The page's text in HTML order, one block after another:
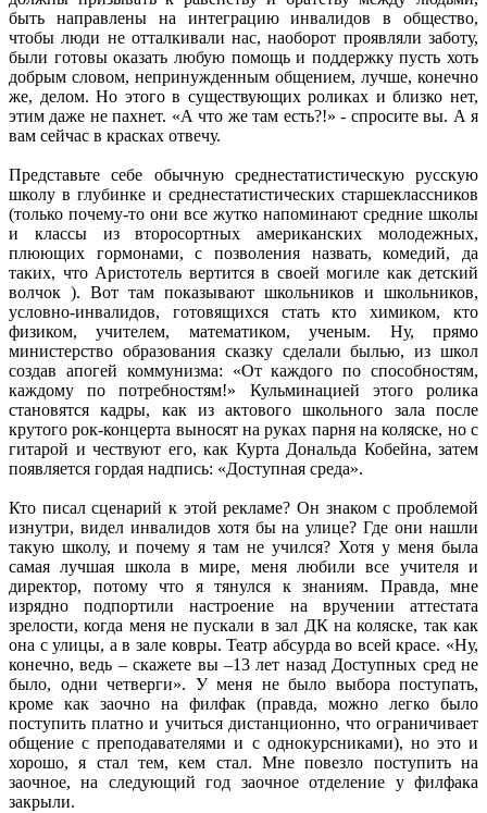
быть направлены на интеграцию инвалидов в общество,
чтобы люди не отталкивали нас, наоборот проявляли заботу,
были готовы оказать любую помощь и поддержку пусть хоть
добрым словом, непринужденным общением, лучше, конечно
же, делом. Но этого в существующих роликах и близко нет,
этим даже не пахнет. «А что же там есть?!» - спросите вы. А я
вам сейчас в красках отвечу.
Представьте себе обычную среднестатистическую русскую
школу в глубинке и среднестатистических старшеклассников
(только почему-то они все жутко напоминают средние школы
и классы из второсортных американских молодежных,
плюющих гормонами, с позволения назвать, комедий, да
таких, что Аристотель вертится в своей могиле как детский
волчок ). Вот там показывают школьников и школьников,
условно-инвалидов, готовящихся стать кто химиком, кто
физиком, учителем, математиком, ученым. Ну, прямо
министерство образования сказку сделали былью, из школ
создав апогей коммунизма: «От каждого по способностям,
каждому по потребностям!» Кульминацией этого ролика
становятся кадры, как из актового школьного зала после
крутого рок-концерта выносят на руках парня на коляске, но с
гитарой и чествуют его, как Курта Дональда Кобейна, затем
появляется гордая надпись: «Доступная среда».
Кто писал сценарий к этой рекламе? Он знаком с проблемой
изнутри, видел инвалидов хотя бы на улице? Где они нашли
такую школу, и почему я там не учился? Хотя у меня была
самая лучшая школа в мире, меня любили все учителя и
директор, потому что я тянулся к знаниям. Правда, мне
изрядно подпортили настроение на вручении аттестата
зрелости, когда меня не пускали в зал ДК на коляске, так как
она с улицы, а в зале ковры. Театр абсурда во всей красе. «Ну,
конечно, ведь – скажете вы –13 лет назад Доступных сред не
было, одни четверги». У меня не было выбора поступать,
кроме как заочно на филфак (правда, можно легко было
поступить платно и учиться дистанционно, что ограничивает
общение с преподавателями и с однокурсниками), но это и
хорошо, я стал тем, кем стал. Мне повезло поступить на
заочное, на следующий год заочное отделение у филфака
закрыли.